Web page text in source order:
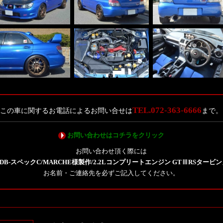
この車に関するお電話によるお問い合せはTEL.072-363-6666 まで。
お問い合わせはコチラをクリック
お問い合わせ頂く際には
スペックC/MARCHE様製作/2.2Lコンプリートエンジン GTⅢRSタービ
お名前・ご連絡先を必ずご記入してください。